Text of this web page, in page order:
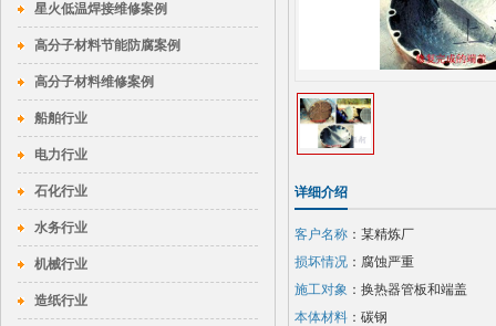
星火低温焊接维修案例
高分子材料节能防腐案例
高分子材料维修案例
船舶行业
电力行业
石化行业
水务行业
机械行业
造纸行业
详细介绍
客户名称 ：某精炼厂
损坏情况 ：腐蚀严重
施工对象 ：换热器管板和端盖
本体材料 ：碳钢